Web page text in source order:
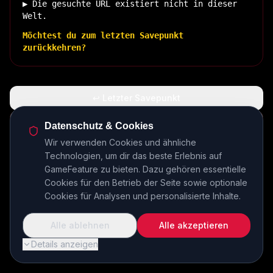
▶ Die gesuchte URL existiert nicht in dieser
Welt.
Möchtest du zum letzten Savepunkt
zurückkehren?
🏠 Zurück zur Basis
INSERT COIN TO CONTINUE...
Datenschutz & Cookies
Wir verwenden Cookies und ähnliche
Technologien, um dir das beste Erlebnis auf
GameFeature zu bieten. Dazu gehören essentielle
Cookies für den Betrieb der Seite sowie optionale
Cookies für Analysen und personalisierte Inhalte.
Details anzeigen
Alle ablehnen Alle akzeptieren